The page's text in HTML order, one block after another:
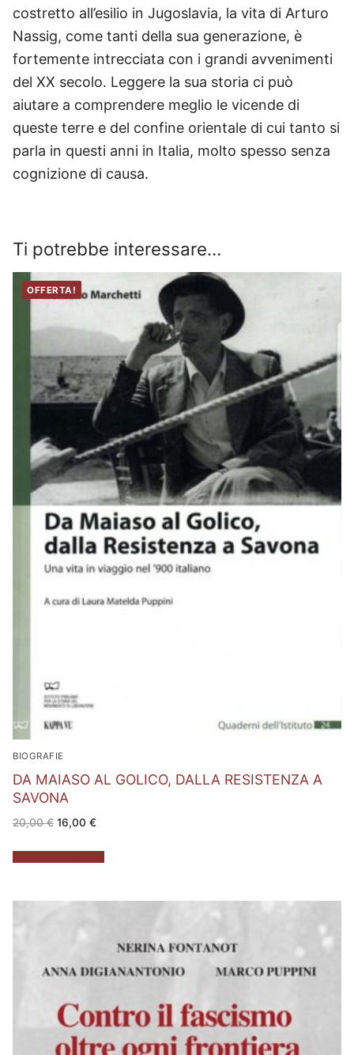
costretto all’esilio in Jugoslavia, la vita di Arturo
Nassig, come tanti della sua generazione, è
fortemente intrecciata con i grandi avvenimenti
del XX secolo. Leggere la sua storia ci può
aiutare a comprendere meglio le vicende di
queste terre e del confine orientale di cui tanto si
parla in questi anni in Italia, molto spesso senza
cognizione di causa.
Ti potrebbe interessare…
OFFERTA!
BIOGRAFIE
DA MAIASO AL GOLICO, DALLA RESISTENZA A
SAVONA
20,00€ Il
prezzo
era:
20,00 €.
16,00 €Il
è:
16,00 €.